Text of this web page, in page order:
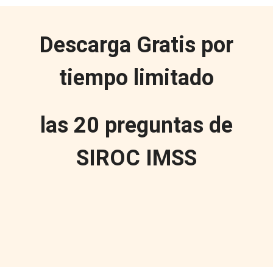
Descarga Gratis por
tiempo limitado
las 20 preguntas de
SIROC IMSS